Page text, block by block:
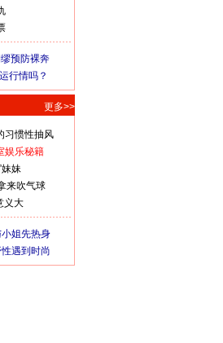
预防裸奔
行情吗？
更多>>
习惯性抽风
娱乐秘籍
妹妹
来吹气球
义大
姐先热身
性遇到时尚